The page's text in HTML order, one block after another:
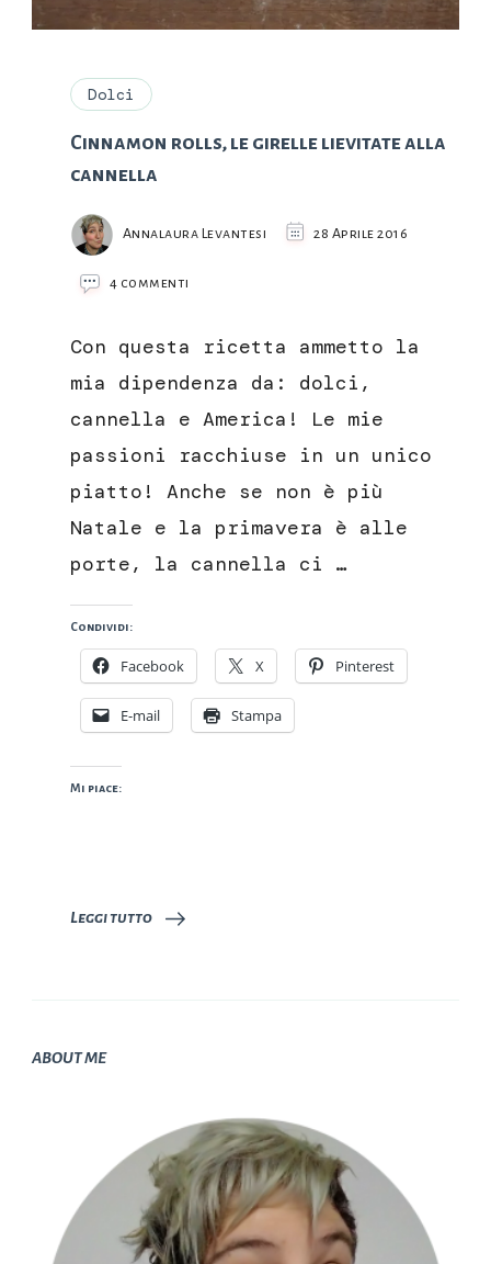
Dolci
Cinnamon rolls, le girelle lievitate alla
cannella
Annalaura Levantesi 28 Aprile 2016
4 commenti
le
girelle
alla
Con questa ricetta ammetto la
mia dipendenza da: dolci,
cannella e America! Le mie
passioni racchiuse in un unico
piatto! Anche se non è più
Natale e la primavera è alle
porte, la cannella ci …
Condividi:
Facebook X Pinterest
E-mail Stampa
Mi piace:
Leggi tutto
ABOUT ME